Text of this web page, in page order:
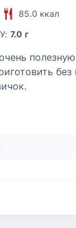
85.0 ккал
У: 7.0 г
без